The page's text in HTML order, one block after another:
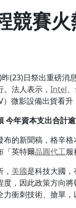
競賽
(23)日祭出重磅消
法人表示， Intel
）微影設備出貨看
今年資本支出合計
布的新聞稿，格辛
「英特爾晶圓代工服
美國是科技大國
度，因此政策方向
衝刺技術、搶單，